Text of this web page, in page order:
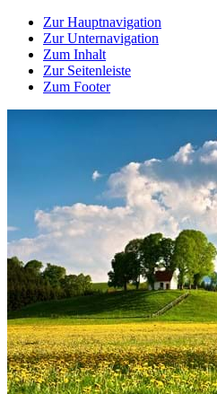
Zur Hauptnavigation
Zur Unternavigation
Zum Inhalt
Zur Seitenleiste
Zum Footer